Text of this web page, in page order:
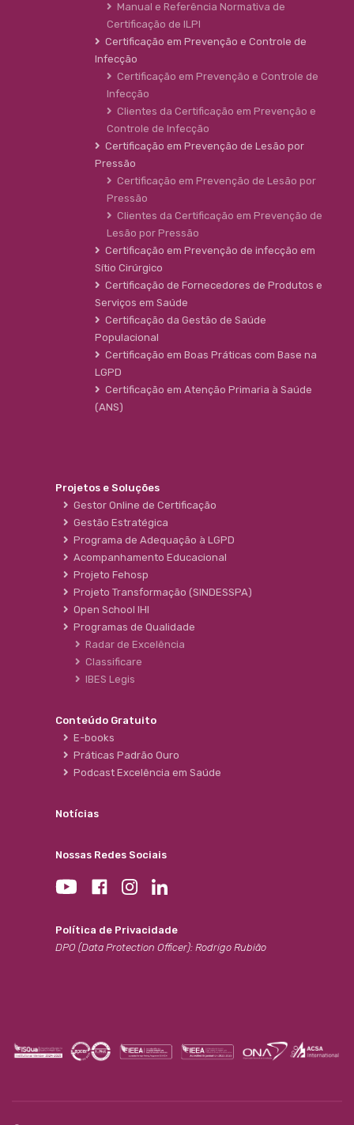
Manual e Referência Normativa de
Certificação de ILPI
Certificação em Prevenção e Controle de
Infecção
Certificação em Prevenção e Controle de
Infecção
Clientes da Certificação em Prevenção e
Controle de Infecção
Certificação em Prevenção de Lesão por
Pressão
Certificação em Prevenção de Lesão por
Pressão
Clientes da Certificação em Prevenção de
Lesão por Pressão
Certificação em Prevenção de infecção em
Sítio Cirúrgico
Certificação de Fornecedores de Produtos e
Serviços em Saúde
Certificação da Gestão de Saúde
Populacional
Certificação em Boas Práticas com Base na
LGPD
Certificação em Atenção Primaria à Saúde
(ANS)
Projetos e Soluções
Gestor Online de Certificação
Gestão Estratégica
Programa de Adequação à LGPD
Acompanhamento Educacional
Projeto Fehosp
Projeto Transformação (SINDESSPA)
Open School IHI
Programas de Qualidade
Radar de Excelência
Classificare
IBES Legis
Conteúdo Gratuito
E-books
Práticas Padrão Ouro
Podcast Excelência em Saúde
Notícias
Nossas Redes Sociais
Política de Privacidade
DPO (Data Protection Officer): Rodrigo Rubião